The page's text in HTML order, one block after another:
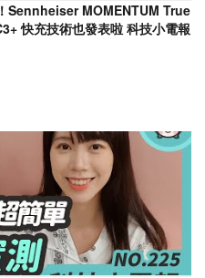
Sennheiser MOMENTUM True
快充技術也發表啦 科技小電報